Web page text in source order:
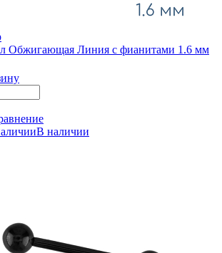
Обжигающая Линия с фианитами 1.6 мм
В наличии